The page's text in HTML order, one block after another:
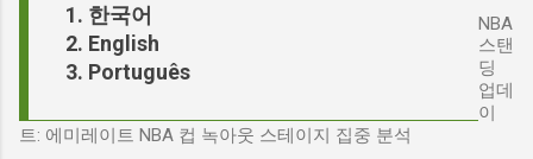
점에서 다니엘 데이 루이스의 이름이 등장하는
것은 결코 우연이 아닙니다. 그는 '메소드 연
기'의 극한을 보여주는 배우로서, 맡는 역할마다
완벽하게 몰입하여 실제 인물과 구분이 어려울
정도의 연기를 선보였습니다. <나의 왼발>에서
들이 어떻게 얽혀있는 것일까요? 최대100%세일
오늘의 특가 'Signalgate' 스캔들: 피트 헤게세스
의 그림자 먼저 'Signalgate' 스캔들의 핵심 인물
인 피트 헤게세스부터 살펴봐야 합니다. 최근 공
개된 국방부 감사 보고서에 따르면, 헤게세스는
한국어
English
Português
NBA
스탠
딩
업데
이
트: 에미레이트 NBA 컵 녹아웃 스테이지 집중 분석